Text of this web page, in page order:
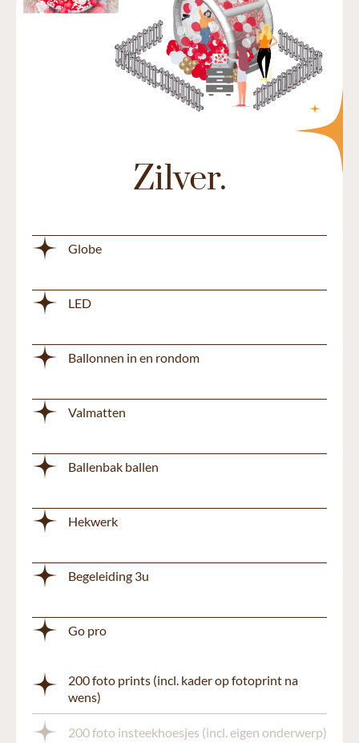
Zilver.
Globe
LED
Ballonnen in en rondom
Valmatten
Ballenbak ballen
Hekwerk
Begeleiding 3u
Go pro
200 foto prints (incl. kader op fotoprint na
wens)
200 foto insteekhoesjes (incl. eigen onderwerp)